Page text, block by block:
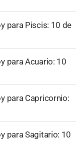
para Piscis: 10 de
para Acuario: 10
para Capricornio:
para Sagitario: 10